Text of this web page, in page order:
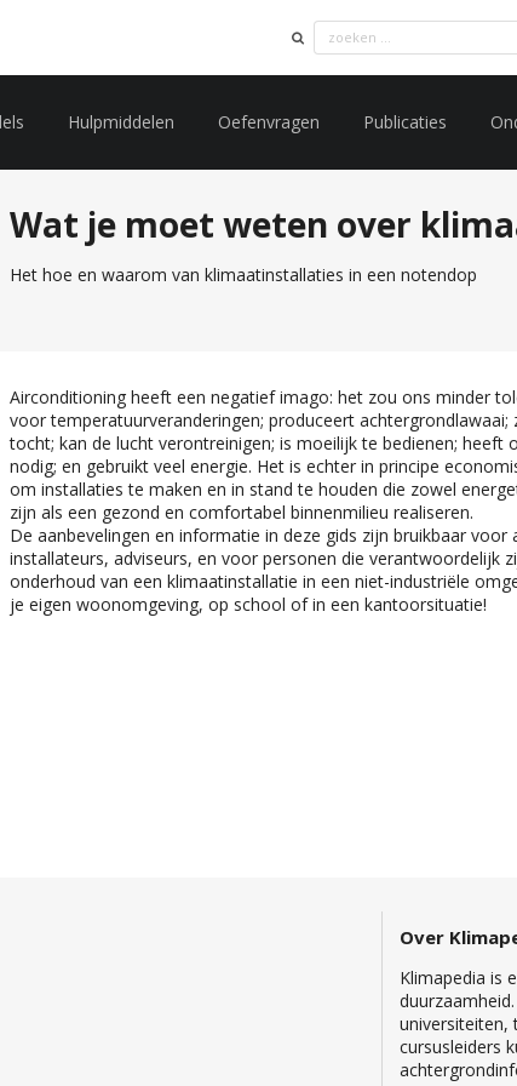
Hulpmiddelen Oefenvragen Publicaties
Wat je moet weten over
Het hoe en waarom van klimaatinstallaties in een notendop
Airconditioning heeft een negatief imago: het zou ons minder
voor temperatuurveranderingen; produceert achtergrondlawaai;
tocht; kan de lucht verontreinigen; is moeilijk te bedienen; heeft
nodig; en gebruikt veel energie. Het is echter in principe
om installaties te maken en in stand te houden die zowel
zijn als een gezond en comfortabel binnenmilieu realiseren.
De aanbevelingen en informatie in deze gids zijn bruikbaar voor
installateurs, adviseurs, en voor personen die verantwoordelijk
onderhoud van een klimaatinstallatie in een niet-industriële
je eigen woonomgeving, op school of in een kantoorsituatie!
Over
Klimapedia is
universiteiten,
cursusleiders